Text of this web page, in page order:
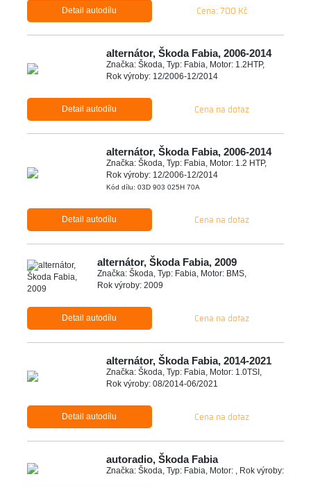
Detail autodílu Cena: 700 Kč
alternátor, Škoda Fabia, 2006-2014
Značka: Škoda, Typ: Fabia, Motor: 1.2HTP,
Rok výroby: 12/2006-12/2014
Detail autodílu Cena na dotaz
alternátor, Škoda Fabia, 2006-2014
Značka: Škoda, Typ: Fabia, Motor: 1.2 HTP,
Rok výroby: 12/2006-12/2014
Kód dílu: 03D 903 025H 70A
Detail autodílu Cena na dotaz
alternátor, Škoda Fabia, 2009
Značka: Škoda, Typ: Fabia, Motor: BMS,
Rok výroby: 2009
Detail autodílu Cena na dotaz
alternátor, Škoda Fabia, 2014-2021
Značka: Škoda, Typ: Fabia, Motor: 1.0TSI,
Rok výroby: 08/2014-06/2021
Detail autodílu Cena na dotaz
autoradio, Škoda Fabia
Značka: Škoda, Typ: Fabia, Motor: , Rok výroby: